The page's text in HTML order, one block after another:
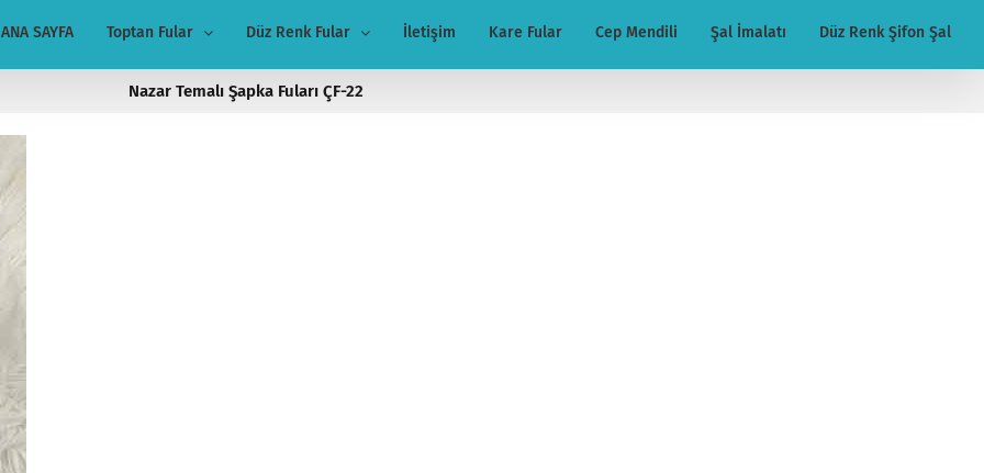
ANA SAYFA Toptan Fular Düz Renk Fular İletişim Kare Fular Cep Mendili Şal İmalatı Düz Renk Şifon Şal
Nazar Temalı Şapka Fuları ÇF-22